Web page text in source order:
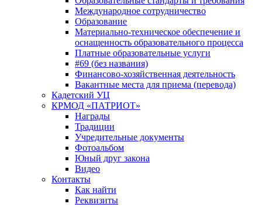
Международное сотрудничество
Образование
Материально-техническое обеспечение и
оснащенность образовательного процесса
Платные образовательные услуги
#69 (без названия)
Финансово-хозяйственная деятельность
Вакантные места для приема (перевода)
Кадетский УЦ
КРМОД «ПАТРИОТ»
Награды
Традиции
Учредительные документы
Фотоальбом
Юный друг закона
Видео
Контакты
Как найти
Реквизиты